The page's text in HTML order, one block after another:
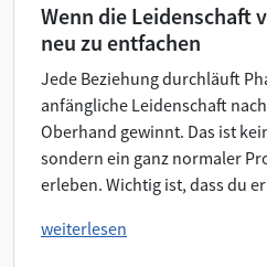
Wenn die Leidenschaft
neu zu entfachen
Jede Beziehung durchläuft
anfängliche Leidenschaft
Oberhand gewinnt. Das ist
sondern ein ganz normaler
erleben. Wichtig ist, dass du
weiterlesen